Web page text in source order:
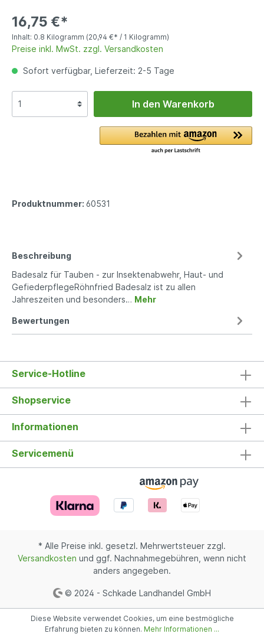
16,75 €*
Inhalt: 0.8 Kilogramm (20,94 €* / 1 Kilogramm)
Preise inkl. MwSt. zzgl. Versandkosten
Sofort verfügbar, Lieferzeit: 2-5 Tage
In den Warenkorb
Produktnummer: 60531
Beschreibung
Badesalz für Tauben - zur Insektenabwehr, Haut- und
GefiederpflegeRöhnfried Badesalz ist zu allen
Jahreszeiten und besonders… Mehr
Bewertungen
Service-Hotline
Shopservice
Informationen
Servicemenü
* Alle Preise inkl. gesetzl. Mehrwertsteuer zzgl.
Versandkosten und ggf. Nachnahmegebühren, wenn nicht
anders angegeben.
© 2024 - Schkade Landhandel GmbH
Diese Website verwendet Cookies, um eine bestmögliche
Erfahrung bieten zu können. Mehr Informationen ...